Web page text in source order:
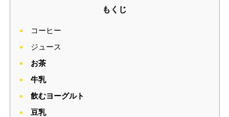
もくじ
コーヒー
ジュース
お茶
牛乳
飲むヨーグルト
豆乳